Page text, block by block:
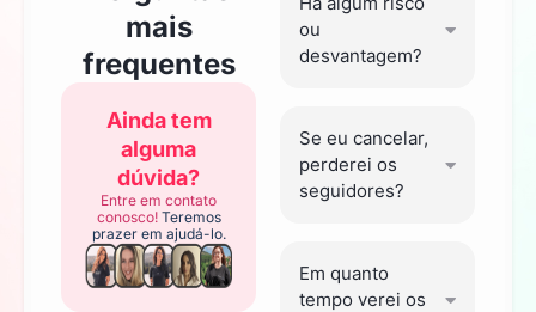
mais
frequentes
Ainda tem
alguma
dúvida?
Entre em contato
conosco!Teremos
prazer em ajudá-lo.
ou
desvantagem?
Se eu cancelar,
perderei os
seguidores?
Em quanto
tempo verei os